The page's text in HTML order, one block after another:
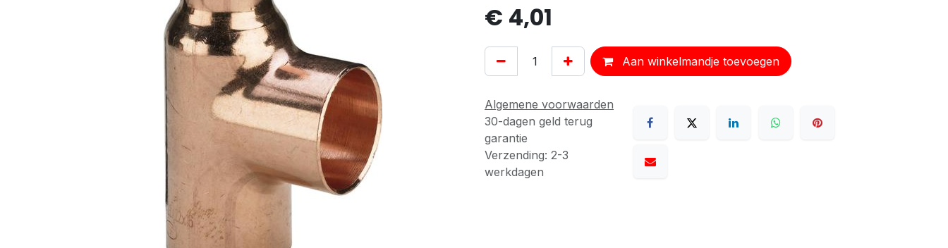
€ 4,01
Aan winkelmandje toevoegen
Algemene voorwaarden
30-dagen geld terug
garantie
Verzending: 2-3
werkdagen